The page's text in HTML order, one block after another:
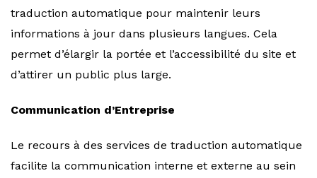
traduction automatique pour maintenir leurs
informations à jour dans plusieurs langues. Cela
permet d’élargir la portée et l’accessibilité du site et
d’attirer un public plus large.
Communication d’Entreprise
Le recours à des services de traduction automatique
facilite la communication interne et externe au sein